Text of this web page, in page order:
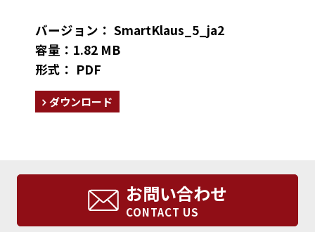
バージョン： SmartKlaus_5_ja2
容量：1.82 MB
形式： PDF
ダウンロード
お問い合わせ
CONTACT US